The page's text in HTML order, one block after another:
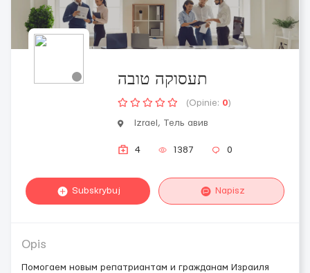
תעסוקה טובה
(Opinie: 0)
Izrael, Тель авив
4 1387 0
Subskrybuj Napisz
Opis
Помогаем новым репатриантам и гражданам Израиля